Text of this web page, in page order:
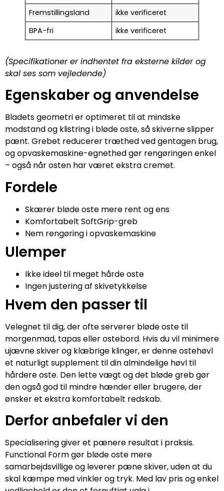
Fremstillingsland
ikke verificeret
BPA-fri
ikke verificeret
(Specifikationer er indhentet fra eksterne kilder og
skal ses som vejledende)
Egenskaber og anvendelse
Bladets geometri er optimeret til at mindske
modstand og klistring i bløde oste, så skiverne slipper
pænt. Grebet reducerer træthed ved gentagen brug,
og opvaskemaskine-egnethed gør rengøringen enkel
– også når osten har været ekstra cremet.
Fordele
Skærer bløde oste mere rent og ens
Komfortabelt SoftGrip-greb
Nem rengøring i opvaskemaskine
Ulemper
Ikke ideel til meget hårde oste
Ingen justering af skivetykkelse
Hvem den passer til
Velegnet til dig, der ofte serverer bløde oste til
morgenmad, tapas eller ostebord. Hvis du vil minimere
ujævne skiver og klæbrige klinger, er denne ostehøvl
et naturligt supplement til din almindelige høvl til
hårdere oste. Den lette vægt og det bløde greb gør
den også god til mindre hænder eller brugere, der
ønsker et ekstra komfortabelt redskab.
Derfor anbefaler vi den
Specialisering giver et pænere resultat i praksis.
Functional Form gør bløde oste mere
samarbejdsvillige og leverer pæne skiver, uden at du
skal kæmpe med vinkler og tryk. Med lav pris og enkel